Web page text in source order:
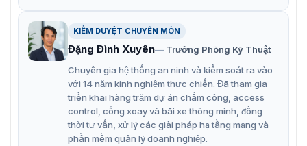
khắc nghiệt, từ mưa bão đến bụi bẩn.
Thiết kế chống cháy nổ được chứng nhận đạt chuẩn
Zone 1, Zone 2, Zone 21 và Zone 22, đảm bảo an
toàn tuyệt đối cho người dùng và thiết bị trong các
khu vực có nguy cơ cháy nổ cao.
Đa dạng kết nối, hỗ trợ nhiều loại giao diện như 110
KIỂM DUYỆT CHUYÊN MÔN
Đặng Đình Xuyên
Trưởng Phòng Kỹ Thuật
Chuyên gia hệ thống an ninh và kiểm soát ra vào
với 14 năm kinh nghiệm thực chiến. Đã tham gia
triển khai hàng trăm dự án chấm công, access
control, cổng xoay và bãi xe thông minh, đồng
thời tư vấn, xử lý các giải pháp hạ tầng mạng và
phần mềm quản lý doanh nghiệp.